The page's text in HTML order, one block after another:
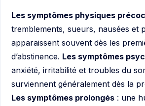
Les symptômes physiques
tremblements, sueurs, nausées et
apparaissent souvent dès les
d’abstinence. Les symptômes
anxiété, irritabilité et troubles du
surviennent généralement dès la
Les symptômes prolongés : une